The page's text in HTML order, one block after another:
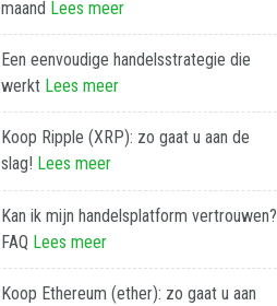
maand Lees meer
Een eenvoudige handelsstrategie die
werktLees meer
Koop Ripple (XRP): zo gaat u aan de
slag! Lees meer
Kan ik mijn handelsplatform vertrouwen?
FAQ Lees meer
Koop Ethereum (ether): zo gaat u aan